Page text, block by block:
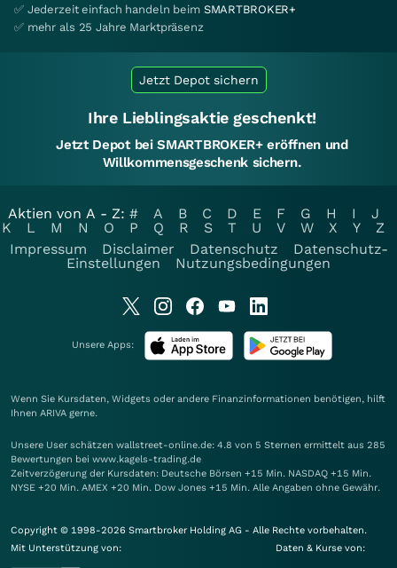
✅ Jederzeit einfach handeln beim SMARTBROKER+
✅ mehr als 25 Jahre Marktpräsenz
Jetzt Depot sichern
Ihre Lieblingsaktie geschenkt!
Jetzt Depot bei SMARTBROKER+ eröffnen und
Willkommensgeschenk sichern.
Aktien von A - Z: # A B C D E F G H I
J
K
L M N O P Q R S T U V W X Y
Z
Impressum
Disclaimer Datenschutz
Datenschutz-
Einstellungen
Nutzungsbedingungen
Unsere Apps:
Wenn Sie Kursdaten, Widgets oder andere Finanzinformationen benötigen, hilft
Ihnen ARIVA gerne.
Unsere User schätzen wallstreet-online.de: 4.8 von 5 Sternen ermittelt aus 285
Bewertungen bei www.kagels-trading.de
Zeitverzögerung der Kursdaten: Deutsche Börsen +15 Min. NASDAQ +15 Min.
NYSE +20 Min. AMEX +20 Min. Dow Jones +15 Min. Alle Angaben ohne Gewähr.
Copyright © 1998-2026 Smartbroker Holding AG - Alle Rechte vorbehalten.
Mit Unterstützung von:
Daten & Kurse von: